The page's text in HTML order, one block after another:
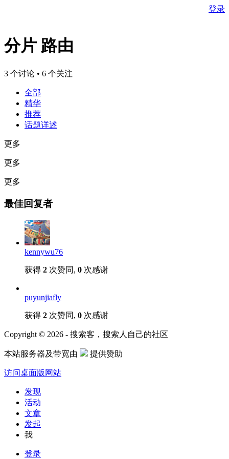
登录
分片 路由
3 个讨论 • 6 个关注
全部
精华
推荐
话题详述
更多
更多
更多
最佳回复者
kennywu76
获得 2 次赞同, 0 次感谢
puyunjiafly
获得 2 次赞同, 0 次感谢
Copyright © 2026 - 搜索客，搜索人自己的社区
本站服务器及带宽由 提供赞助
访问桌面版网站
发现
活动
文章
发起
我
登录